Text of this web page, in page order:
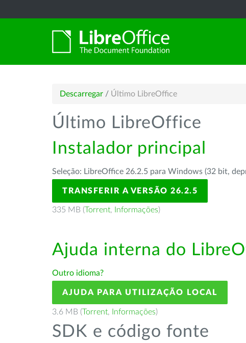
Descarregar / Último LibreOffice
Último LibreOffice
Instalador principal
Seleção: LibreOffice 26.2.5 para Windows (32 bit,
TRANSFERIR A VERSÃO 26.2.5
335 MB (Torrent, Informações)
Ajuda interna do
Outro idioma?
AJUDA PARA UTILIZAÇÃO LOCAL
3.6 MB (Torrent, Informações)
SDK e código fonte